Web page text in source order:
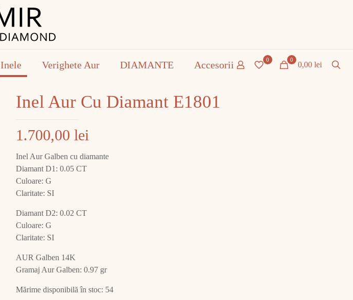
Inele Verighete Aur DIAMANTE Accesorii 0 0
0,00 lei
Inel Aur Cu Diamant E1801
1.700,00 lei
Inel Aur Galben cu diamante
Diamant D1: 0.05 CT
Culoare: G
Claritate: SI
Diamant D2: 0.02 CT
Culoare: G
Claritate: SI
AUR Galben 14K
Gramaj Aur Galben: 0.97 gr
Mărime disponibilă în stoc: 54